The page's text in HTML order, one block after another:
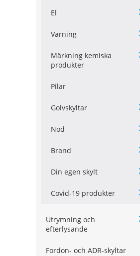
El
Varning
Märkning kemiska
produkter
Pilar
Golvskyltar
Nöd
Brand
Din egen skylt
Covid-19 produkter
Utrymning och
efterlysande
Fordon- och ADR-skyltar